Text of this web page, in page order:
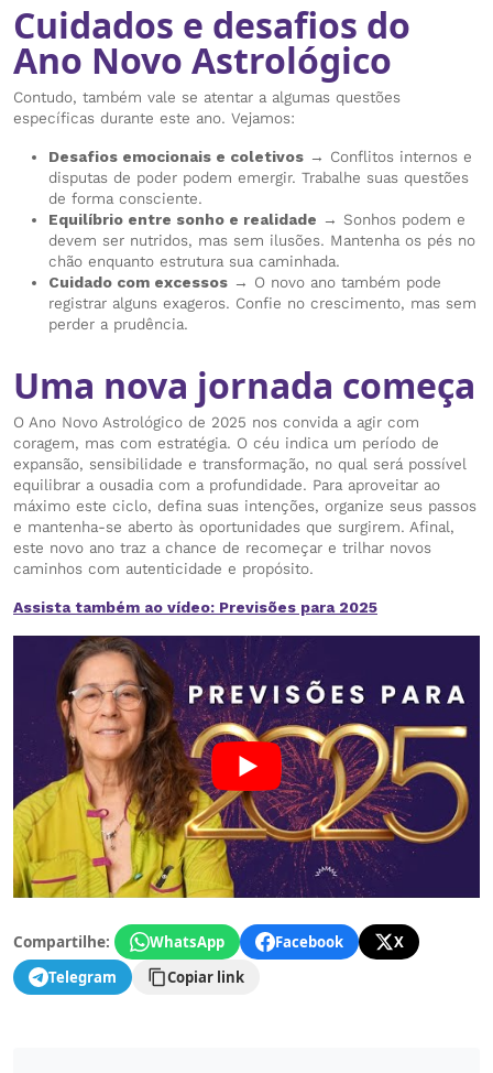
Cuidados e desafios do
Ano Novo Astrológico
Contudo, também vale se atentar a algumas questões
específicas durante este ano. Vejamos:
Desafios emocionais e coletivos → Conflitos internos e
disputas de poder podem emergir. Trabalhe suas questões
de forma consciente.
Equilíbrio entre sonho e realidade → Sonhos podem e
devem ser nutridos, mas sem ilusões. Mantenha os pés no
chão enquanto estrutura sua caminhada.
Cuidado com excessos → O novo ano também pode
registrar alguns exageros. Confie no crescimento, mas sem
perder a prudência.
Uma nova jornada começa
O Ano Novo Astrológico de 2025 nos convida a agir com
coragem, mas com estratégia. O céu indica um período de
expansão, sensibilidade e transformação, no qual será possível
equilibrar a ousadia com a profundidade. Para aproveitar ao
máximo este ciclo, defina suas intenções, organize seus passos
e mantenha-se aberto às oportunidades que surgirem. Afinal,
este novo ano traz a chance de recomeçar e trilhar novos
caminhos com autenticidade e propósito.
Assista também ao vídeo: Previsões para 2025
Compartilhe: WhatsApp Facebook
X
Telegram
Copiar link